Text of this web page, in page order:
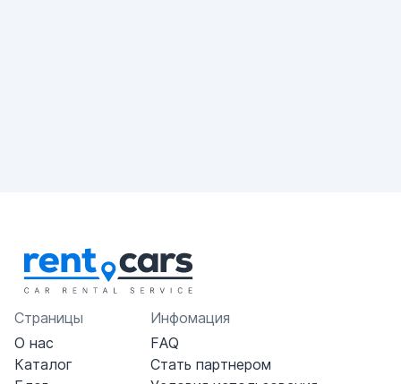
Страницы
О нас
Каталог
Инфомация
FAQ
Стать партнером